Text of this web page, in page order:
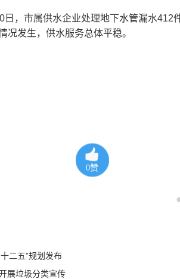
日，市属供水企业处理地下水管漏水412
况发生，供水服务总体平稳。
0赞
二五”规划发布
展垃圾分类宣传